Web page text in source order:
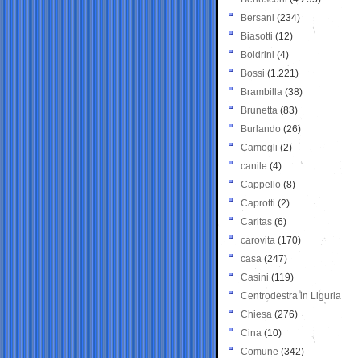
Bersani (234)
Biasotti (12)
Boldrini (4)
Bossi (1.221)
Brambilla (38)
Brunetta (83)
Burlando (26)
Camogli (2)
canile (4)
Cappello (8)
Caprotti (2)
Caritas (6)
carovita (170)
casa (247)
Casini (119)
Centrodestra in Liguria
Chiesa (276)
Cina (10)
Comune (342)